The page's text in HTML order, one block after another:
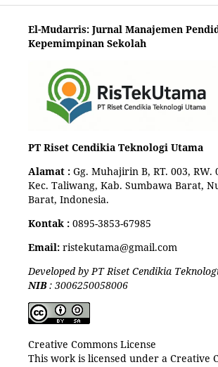
El-Mudarris: Jurnal Manajemen
Kepemimpinan Sekolah
PT Riset Cendikia Teknologi Utama
Alamat : Gg. Muhajirin B, RT. 003, RW.
Kec. Taliwang, Kab. Sumbawa Barat,
Barat, Indonesia.
Kontak : 0895-3853-67985
Email:ristekutama@gmail.com
Developed by PT Riset Cendikia
NIB: 3006250058006
Creative Commons License
This work is licensed under a Creative